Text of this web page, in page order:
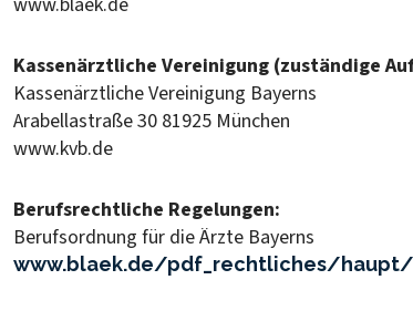
Kassenärztliche Vereinigung (zuständige
Kassenärztliche Vereinigung Bayerns
Arabellastraße 30 81925 München
www.kvb.de
Berufsrechtliche Regelungen:
Berufsordnung für die Ärzte Bayerns
www.blaek.de/pdf_rechtliches/haupt/